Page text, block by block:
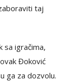
taj
sa igračima,
Đoković
ga za dozvolu.